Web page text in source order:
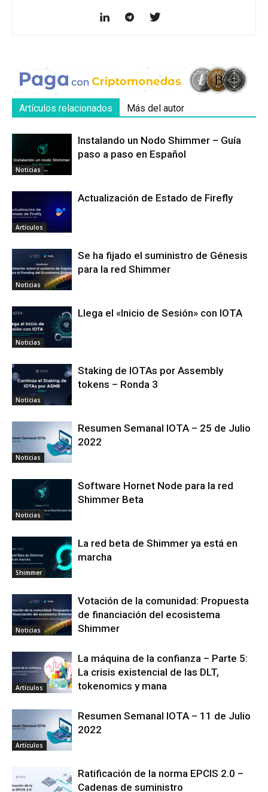
Artículos relacionados Más del autor
Noticias
Instalando un Nodo Shimmer – Guía
paso a paso en Español
Artículos
Actualización de Estado de Firefly
Noticias
Se ha fijado el suministro de Génesis
para la red Shimmer
Noticias
Llega el «Inicio de Sesión» con IOTA
Noticias
Staking de IOTAs por Assembly
tokens – Ronda 3
Noticias
Resumen Semanal IOTA – 25 de Julio
2022
Noticias
Software Hornet Node para la red
Shimmer Beta
Shimmer
La red beta de Shimmer ya está en
marcha
Noticias
Votación de la comunidad: Propuesta
de financiación del ecosistema
Shimmer
Artículos
La máquina de la confianza – Parte 5:
La crisis existencial de las DLT,
tokenomics y mana
Artículos
Resumen Semanal IOTA – 11 de Julio
2022
Ratificación de la norma EPCIS 2.0 –
Cadenas de suministro